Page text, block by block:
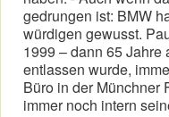
gedrungen ist: BMW
würdigen gewusst.
1999 – dann 65 Jahre
entlassen wurde,
Büro in der Münchner
immer noch intern